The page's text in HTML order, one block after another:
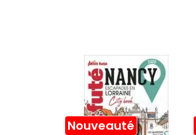
Nouveauté